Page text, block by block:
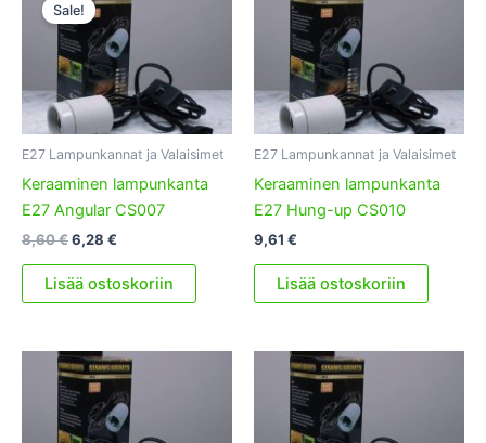
Sale!
E27 Lampunkannat ja Valaisimet
Keraaminen lampunkanta
E27 Angular CS007
8,60€Alkuperäinen
oli:
8,60 €.
6,28 €
on:
6,28 €.
Lisää ostoskoriin
E27 Lampunkannat ja Valaisimet
Keraaminen lampunkanta
E27 Hung-up CS010
9,61 €
Lisää ostoskoriin